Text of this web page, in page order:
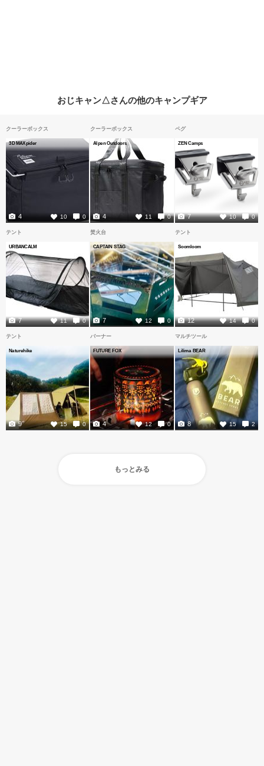
おじキャン△さんの他のキャンプギア
クーラーボックス
3D MAXpider
10 0
4
クーラーボックス
Alpen Outdoors
11 0
4
ペグ
ZEN Camps
10 0
7
テント
URBANCALM
11 0
7
焚火台
CAPTAIN STAG
12 0
7
テント
Soomloom
14 0
12
テント
Naturehike
15 0
9
バーナー
FUTURE FOX
12 0
4
マルチツール
Lilima BEAR
15 2
8
もっとみる